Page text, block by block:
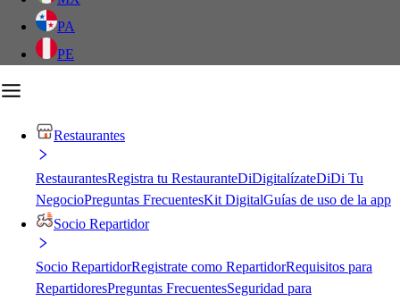
PA
PE
Restaurantes
RestaurantesRegistra tu RestauranteDiDigitalízateDiDi Tu
NegocioPreguntas FrecuentesKit DigitalGuías de uso de la app
Socio Repartidor
Socio RepartidorRegistrate como RepartidorRequisitos para
RepartidoresPreguntas FrecuentesSeguridad para